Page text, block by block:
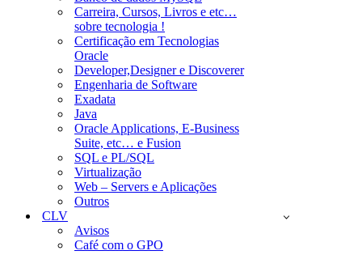
Carreira, Cursos, Livros e etc…
sobre tecnologia !
Certificação em Tecnologias
Oracle
Developer,Designer e Discoverer
Engenharia de Software
Exadata
Java
Oracle Applications, E-Business
Suite, etc… e Fusion
SQL e PL/SQL
Virtualização
Web – Servers e Aplicações
Outros
CLV
Avisos
Café com o GPO